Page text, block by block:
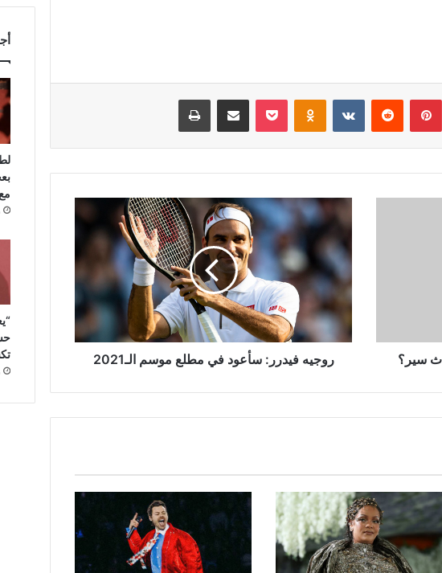
بينتيريست Odnoklassniki
‫Pocket مشاركة عبر البريد طباعة
سير؟
روجيه
فيدرر:
سأعود
في
مطلع
موسم
الـ2021
روجيه فيدرر: سأعود في مطلع موسم الـ2021